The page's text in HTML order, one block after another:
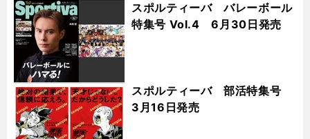
スポルティーバ バレーボール
特集号 Vol.4 6月30日発売
スポルティーバ 部活特集号
3月16日発売